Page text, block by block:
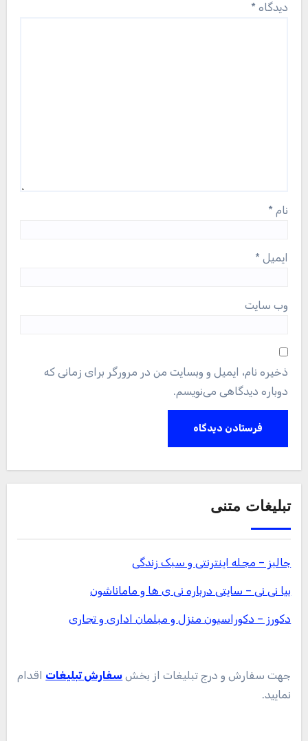
دیدگاه *
نام *
ایمیل *
وب‌ سایت
ذخیره نام، ایمیل و وبسایت من در مرورگر برای زمانی که
دوباره دیدگاهی می‌نویسم.
تبلیغات متنی
جالبز – مجله اینترنتی و سبک زندگی
بیا نی نی – سایتی درباره نی ی ها و ماماناشون
دکورز – دکوراسیون منزل و مبلمان اداری و تجاری
جهت سفارش و درج تبلیغات از بخش سفارش تبلیغات اقدام
نمایید.